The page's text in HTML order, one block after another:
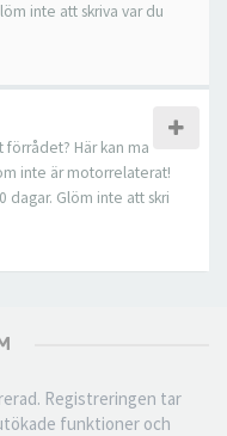
inte att skriva var du
förrådet? Här kan ma
inte är motorrelaterat!
dagar. Glöm inte att skri
Registreringen tar
funktioner och